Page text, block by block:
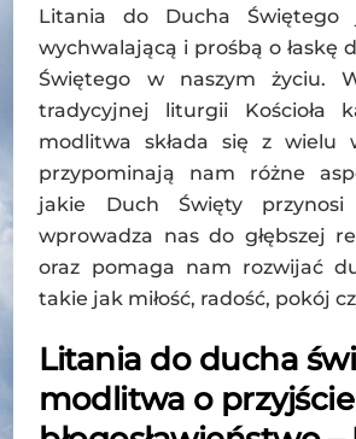
Litania do Ducha Świętego
wychwalającą i prośbą o łaskę
Świętego w naszym życiu.
tradycyjnej liturgii Kościoła
modlitwa składa się z wielu
przypominają nam różne
jakie Duch Święty
wprowadza nas do głębszej
oraz pomaga nam rozwijać
takie jak miłość, radość, pokój
Litania do ducha
modlitwa o